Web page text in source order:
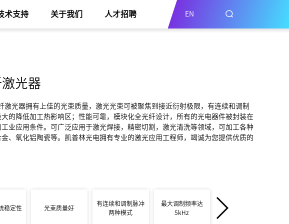
EN
术支持 关于我们 人才招聘
光器
激光器拥有上佳的光束质量，激光光束可被聚焦到接近衍射极限，有连续和调制
的降低加工热影响区；性能可靠，模块化全光纤设计，所有的光电器件被封装在
业应用条件。可广泛应用于激光焊接，精密切割，激光清洗等领域，可加工各种
、氧化铝陶瓷等。凯普林光电拥有专业的激光应用工程师，竭诚为您提供优质的
稳定性 光束质量好
有连续和调制脉冲
两种模式
最大调制频率达
5kHz
电光转化效率高